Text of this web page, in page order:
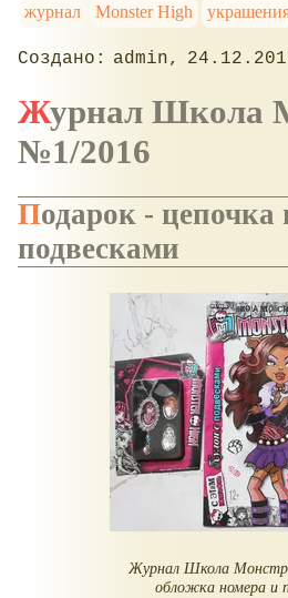
журнал
Monster High
admin
Журнал Школа Монстров
№1/2016
Подарок - цепочка и кулон с
подвесками
Журнал Школа
обложка номера и